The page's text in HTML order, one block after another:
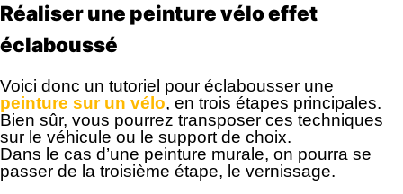
Réaliser une peinture vélo effet
éclaboussé
Voici donc un tutoriel pour éclabousser une
peinture sur un vélo, en trois étapes principales.
Bien sûr, vous pourrez transposer ces techniques
sur le véhicule ou le support de choix.
Dans le cas d’une peinture murale, on pourra se
passer de la troisième étape, le vernissage.